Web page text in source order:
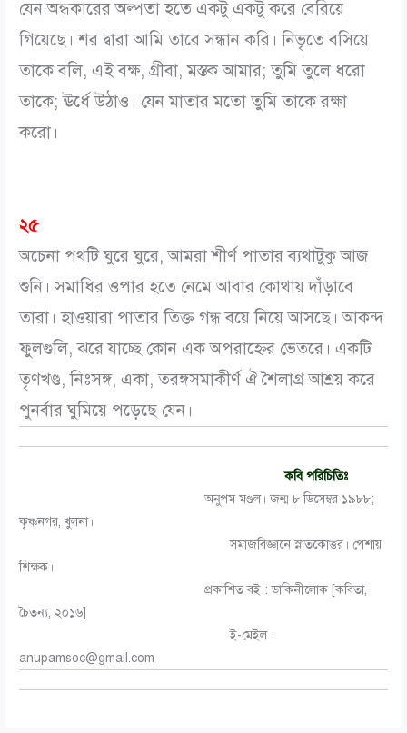
যেন অন্ধকারের অল্পতা হতে একটু একটু করে বেরিয়ে
গিয়েছে। শর দ্বারা আমি তারে সন্ধান করি। নিভৃতে বসিয়ে
তাকে বলি, এই বক্ষ, গ্রীবা, মস্তক আমার; তুমি তুলে ধরো
তাকে; ঊর্ধে উঠাও। যেন মাতার মতো তুমি তাকে রক্ষা
করো।
২৫
অচেনা পথটি ঘুরে ঘুরে, আমরা শীর্ণ পাতার ব্যথাটুকু আজ
শুনি। সমাধির ওপার হতে নেমে আবার কোথায় দাঁড়াবে
তারা। হাওয়ারা পাতার তিক্ত গন্ধ বয়ে নিয়ে আসছে। আকন্দ
ফুলগুলি, ঝরে যাচ্ছে কোন এক অপরাহ্নের ভেতরে। একটি
তৃণখণ্ড, নিঃসঙ্গ, একা, তরঙ্গসমাকীর্ণ ঐ শৈলাগ্র আশ্রয় করে
পুনর্বার ঘুমিয়ে পড়েছে যেন।
কবি পরিচিতিঃ
অনুপম মণ্ডল। জন্ম ৮ ডিসেম্বর ১৯৮৮;
কৃষ্ণনগর, খুলনা।
সমাজবিজ্ঞানে স্নাতকোত্তর। পেশায়
শিক্ষক।
প্রকাশিত বই : ডাকিনীলোক [কবিতা,
চৈতন্য, ২০১৬]
ই-মেইল :
anupamsoc@gmail.com